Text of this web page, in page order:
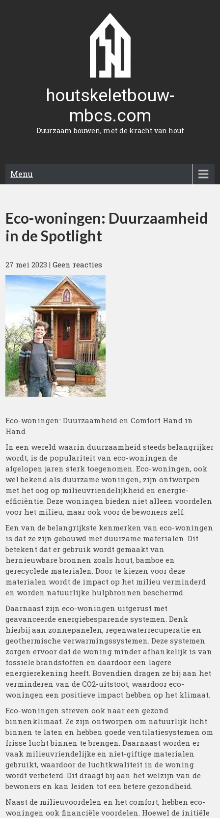
houtskeletbouw-
mbcs.com
Duurzaam bouwen, met de kracht van hout
Menu
Eco-woningen: Duurzaamheid
in de Spotlight
27 mei 2023 |Geen reacties
Eco-woningen: Duurzaamheid en Comfort Hand in
Hand
In een wereld waarin duurzaamheid steeds belangrijker
wordt, is de populariteit van eco-woningen de
afgelopen jaren sterk toegenomen. Eco-woningen, ook
wel bekend als duurzame woningen, zijn ontworpen
met het oog op milieuvriendelijkheid en energie-
efficiëntie. Deze woningen bieden niet alleen voordelen
voor het milieu, maar ook voor de bewoners zelf.
Een van de belangrijkste kenmerken van eco-woningen
is dat ze zijn gebouwd met duurzame materialen. Dit
betekent dat er gebruik wordt gemaakt van
hernieuwbare bronnen zoals hout, bamboe en
gerecyclede materialen. Door te kiezen voor deze
materialen wordt de impact op het milieu verminderd
en worden natuurlijke hulpbronnen beschermd.
Daarnaast zijn eco-woningen uitgerust met
geavanceerde energiebesparende systemen. Denk
hierbij aan zonnepanelen, regenwaterrecuperatie en
geothermische verwarmingssystemen. Deze systemen
zorgen ervoor dat de woning minder afhankelijk is van
fossiele brandstoffen en daardoor een lagere
energierekening heeft. Bovendien dragen ze bij aan het
verminderen van de CO2-uitstoot, waardoor eco-
woningen een positieve impact hebben op het klimaat.
Eco-woningen streven ook naar een gezond
binnenklimaat. Ze zijn ontworpen om natuurlijk licht
binnen te laten en hebben goede ventilatiesystemen om
frisse lucht binnen te brengen. Daarnaast worden er
vaak milieuvriendelijke en niet-giftige materialen
gebruikt, waardoor de luchtkwaliteit in de woning
wordt verbeterd. Dit draagt bij aan het welzijn van de
bewoners en kan leiden tot een betere gezondheid.
Naast de milieuvoordelen en het comfort, hebben eco-
woningen ook financiële voordelen. Hoewel de initiële